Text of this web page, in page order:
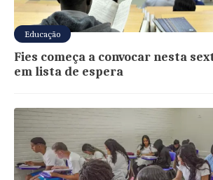
Educação
Fies começa a convocar nesta
em lista de espera